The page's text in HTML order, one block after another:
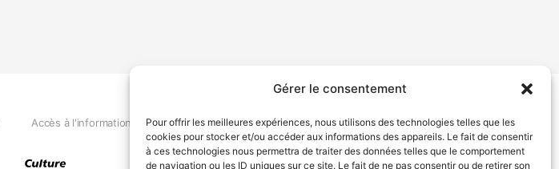
Gérer le consentement
Pour offrir les meilleures expériences, nous utilisons des technologies telles que les
cookies pour stocker et/ou accéder aux informations des appareils. Le fait de consentir
à ces technologies nous permettra de traiter des données telles que le comportement
de navigation ou les ID uniques sur ce site. Le fait de ne pas consentir ou de retirer son
Accès à l'information Déclaration de services Politique de confidentialité